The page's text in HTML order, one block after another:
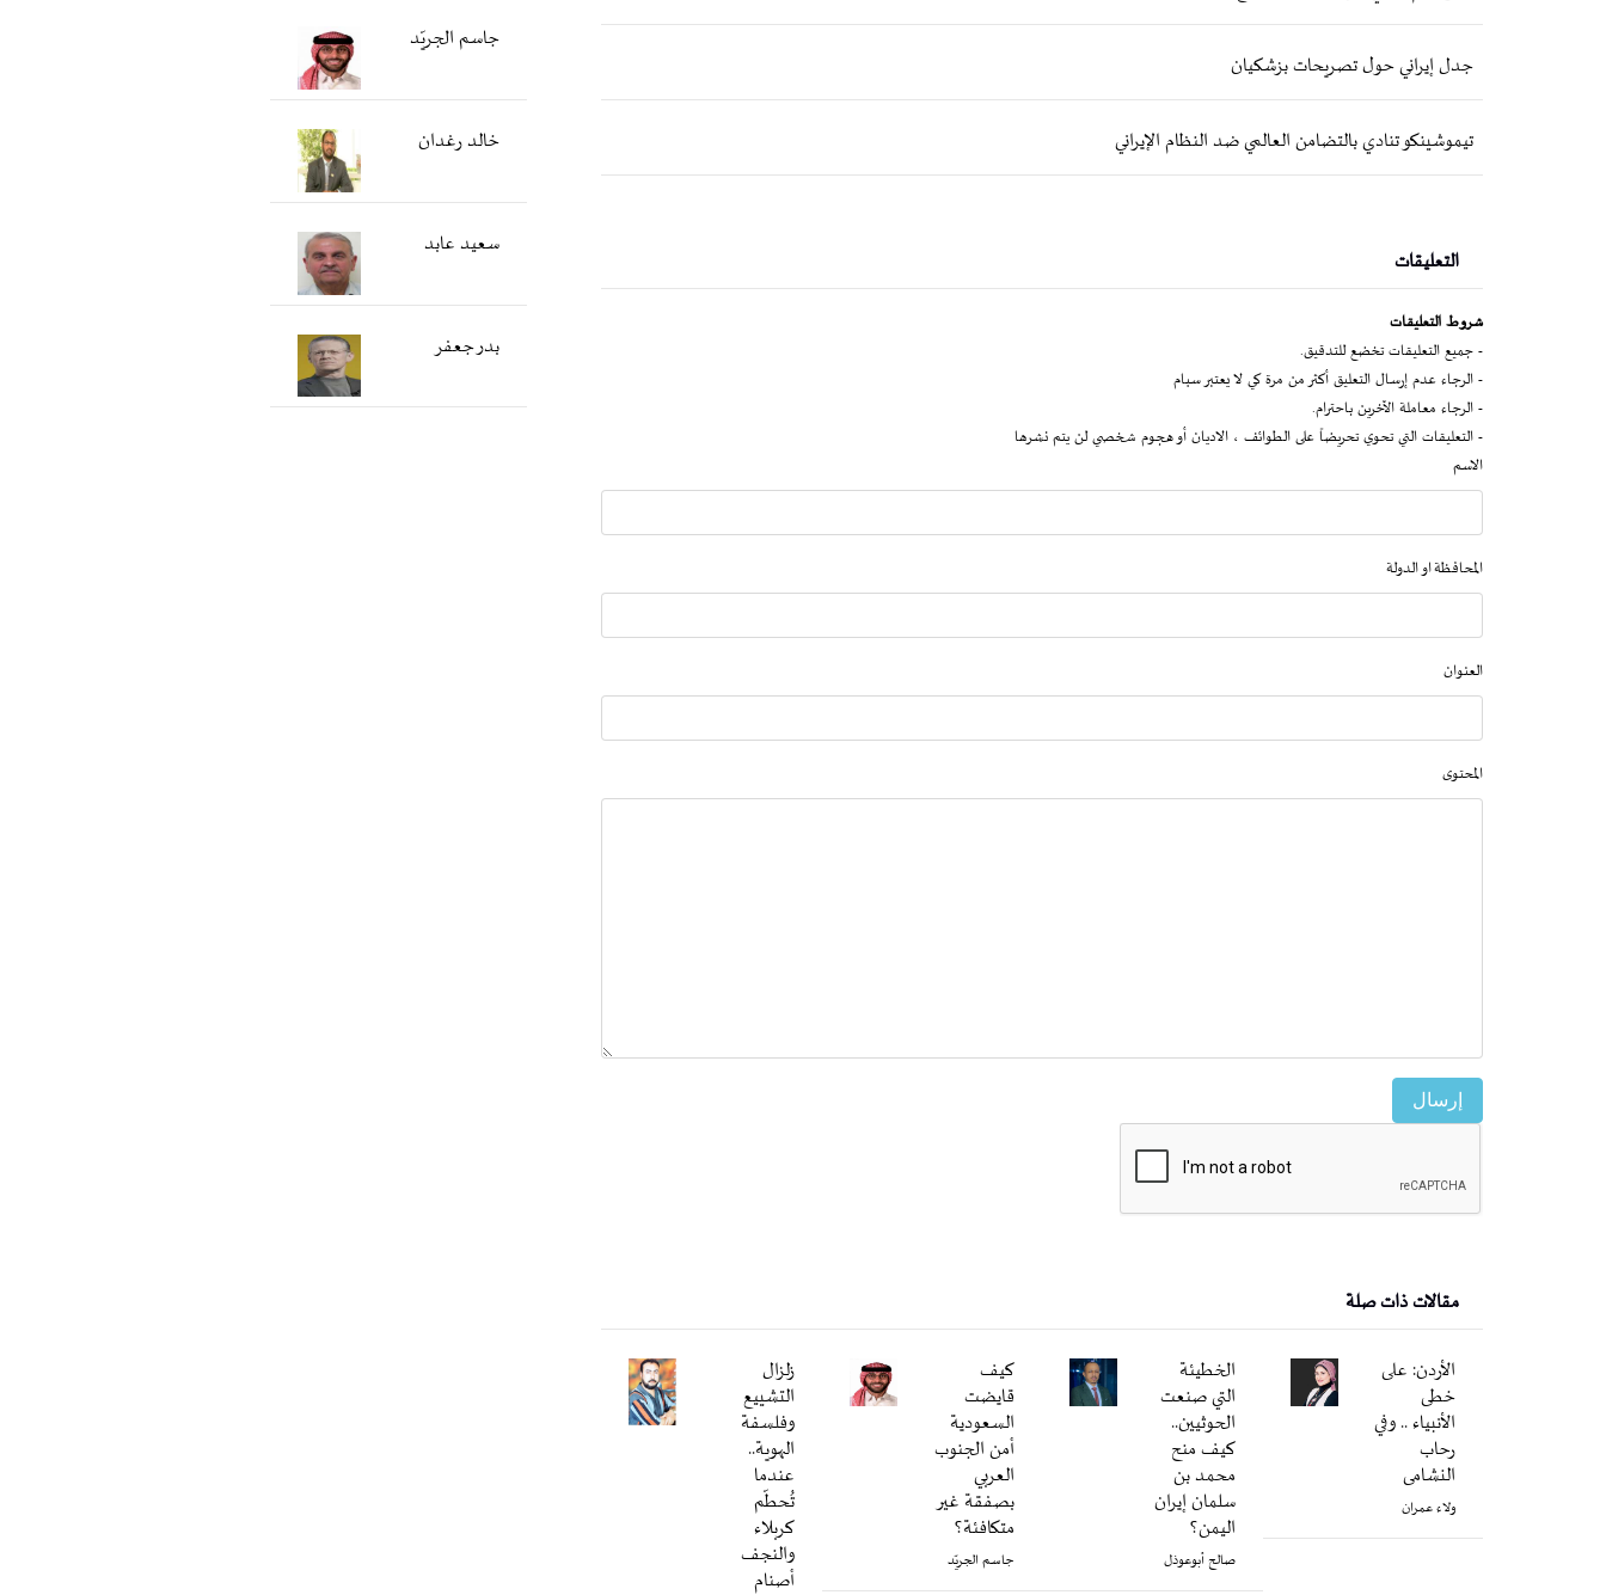
جدل إيراني حول تصريحات بزشكيان
تيموشينكو تنادي بالتضامن العالمي ضد النظام الإيراني
التعليقات
شروط التعليقات
- جميع التعليقات تخضع للتدقيق.
- الرجاء عدم إرسال التعليق أكثر من مرة كي لا يعتبر سبام
- الرجاء معاملة الآخرين باحترام.
- التعليقات التي تحوي تحريضاً على الطوائف ، الاديان أو هجوم شخصي لن يتم نشرها
الاسم
المحافظة او الدولة
العنوان
المحتوى
إرسال
مقالات ذات صلة
الأردن: على
خطى
الأنبياء .. وفي
رحاب
النشامى
ولاء عمران
الخطيئة
التي صنعت
الحوثيين..
كيف منح
محمد بن
سلمان إيران
اليمن؟
صالح أبوعوذل
كيف
قايضت
السعودية
أمن الجنوب
العربي
بصفقة غير
متكافئة؟
جاسم الجريّد
زلزال
التشييع
وفلسفة
الهوية..
عندما
تُحطّم
كربلاء
والنجف
أصنام
جاسم الجريّد
خالد رغدان
سعید عابد
بدر جعفر